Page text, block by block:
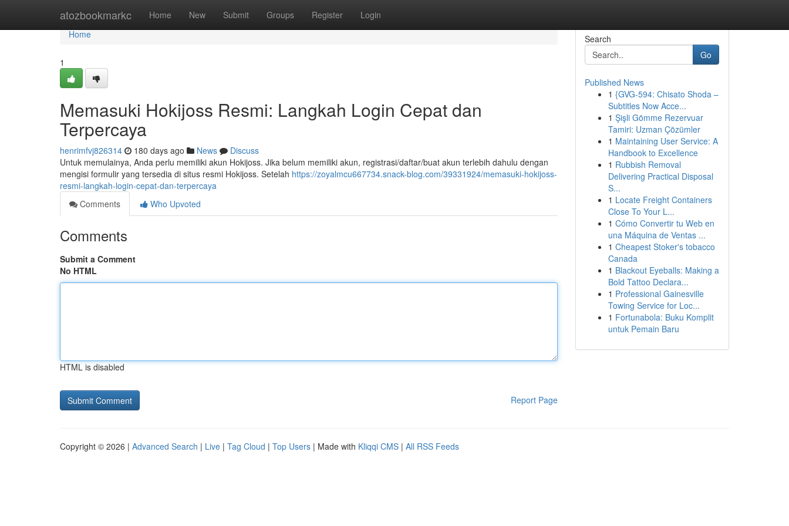
atozbookmarkc Home New Submit Groups Register Login
Home
Home
1
Memasuki Hokijoss Resmi: Langkah Login Cepat dan
Terpercaya
henrimfvj826314 180 days ago News
Discuss
Untuk memulainya, Anda perlu memiliki akun Hokijoss. Jika belum memiliki akun, registrasi/daftar/buat akun terlebih dahulu dengan
mengisi formulir yang tersedia di situs resmi Hokijoss. Setelah https://zoyalmcu667734.snack-blog.com/39331924/memasuki-hokijoss-
resmi-langkah-login-cepat-dan-terpercaya
Comments
Who Upvoted
Comments
Submit a Comment
No HTML
HTML is disabled
Report Page
Search
Go
Published News
1 {GVG-594: Chisato Shoda –
Subtitles Now Acce...
1 Şişli Gömme Rezervuar
Tamiri: Uzman Çözümler
1 Maintaining User Service: A
Handbook to Excellence
1 Rubbish Removal
Delivering Practical Disposal
S...
1 Locate Freight Containers
Close To Your L...
1 Cómo Convertir tu Web en
una Máquina de Ventas ...
1 Cheapest Stoker's tobacco
Canada
1 Blackout Eyeballs: Making a
Bold Tattoo Declara...
1 Professional Gainesville
Towing Service for Loc...
1 Fortunabola: Buku Komplit
untuk Pemain Baru
Copyright © 2026 | Advanced Search | Live | Tag Cloud | Top Users | Made with Kliqqi CMS | All RSS Feeds